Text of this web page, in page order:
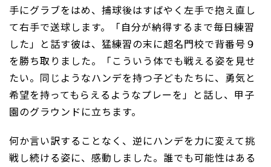
手にグラブをはめ、捕球後はすばやく左手で抱え直し
て右手で送球します。「自分が納得するまで毎日練習
した」と話す彼は、猛練習の末に超名門校で背番号９
を勝ち取りました。「こういう体でも戦える姿を見せ
たい。同じようなハンデを持つ子どもたちに、勇気と
希望を持ってもらえるようなプレーを」と話し、甲子
園のグラウンドに立ちます。
何か言い訳することなく、逆にハンデを力に変えて挑
戦し続ける姿に、感動しました。誰でも可能性はある